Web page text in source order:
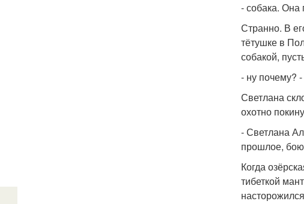
- собака. Она
Странно. В
тётушке в
собакой,
- ну почему?
Светлана
охотно
- Светлана
прошлое,
Когда
тибеткой